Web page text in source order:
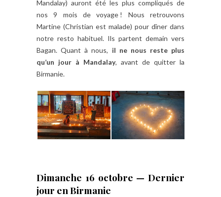
Mandalay) auront été les plus compliqués de
nos 9 mois de voyage ! Nous retrouvons
Martine (Christian est malade) pour dîner dans
notre resto habituel. Ils partent demain vers
Bagan. Quant à nous, il ne nous reste plus
qu’un jour à Mandalay, avant de quitter la
Birmanie.
Dimanche 16 octobre — Dernier
jour en Birmanie